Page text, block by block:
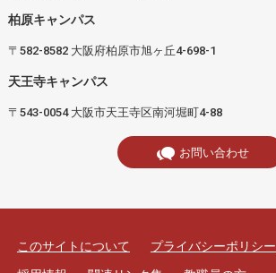
柏原キャンパス
〒582-8582 大阪府柏原市旭ヶ丘4-698-1
天王寺キャンパス
〒543-0054 大阪市天王寺区南河堀町4-88
お問い合わせ
このサイトについて プライバシーポリシー